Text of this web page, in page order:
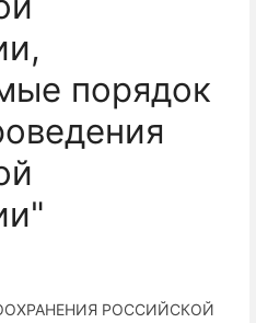
порядок
РОССИЙСКОЙ